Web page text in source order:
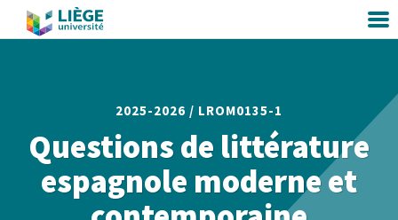
2025-2026 / LROM0135-1
Questions de littérature
espagnole moderne et